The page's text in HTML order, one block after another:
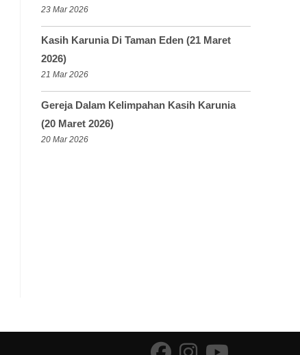
23 Mar 2026
Kasih Karunia Di Taman Eden (21 Maret
2026)
21 Mar 2026
Gereja Dalam Kelimpahan Kasih Karunia
(20 Maret 2026)
20 Mar 2026